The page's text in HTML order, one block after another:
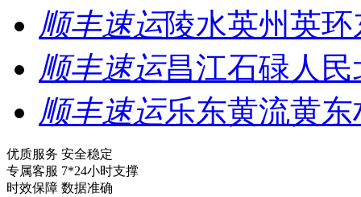
顺丰速运陵水英州英
顺丰速运昌江石碌人
顺丰速运乐东黄流黄
优质服务 安全稳定
专属客服 7*24小时支撑
时效保障 数据准确